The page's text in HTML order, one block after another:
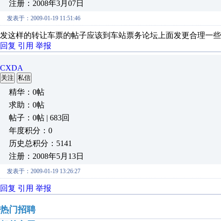
注册：2008年3月07日
发表于：2009-01-19 11:51:46
发这样的转让车票的帖子应该到车站票务论坛上面发更合理一
回复 引用 举报
CXDA
关注 私信
精华：0帖
求助：0帖
帖子：0帖 | 683回
年度积分：0
历史总积分：5141
注册：2008年5月13日
发表于：2009-01-19 13:26:27
回复 引用 举报
热门招聘